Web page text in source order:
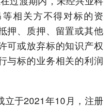
相关方不得对标的资
押、质押、留置或其他
可或放弃标的知识产权
与标的业务相关的利润
立于2021年10月，注册